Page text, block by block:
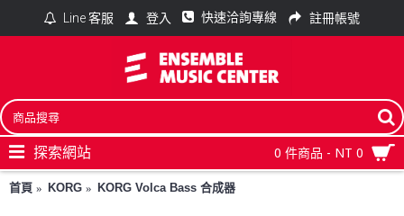
Line 客服 登入 快速洽詢專線 註冊帳號
0 件商品 - NT 0
探索網站
首頁 KORG KORG Volca Bass 合成器